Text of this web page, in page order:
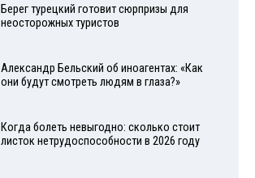
Берег турецкий готовит сюрпризы для
неосторожных туристов
Александр Бельский об иноагентах: «Как
они будут смотреть людям в глаза?»
Когда болеть невыгодно: сколько стоит
листок нетрудоспособности в 2026 году